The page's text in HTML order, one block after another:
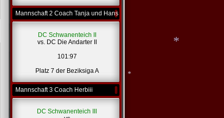
Mannschaft 2 Coach Tanja und Hans
DC Schwanenteich II
vs. DC Die Andarter II
101:97
Platz 7 der Beziksiga A
Mannschaft 3 Coach Herbiii
DC Schwanenteich III